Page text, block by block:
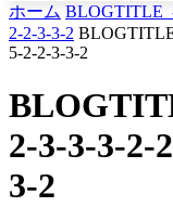
ホーム
2-2-3-3-2
5-2-2-3-3-2
2-3-3-3-2-
3-2